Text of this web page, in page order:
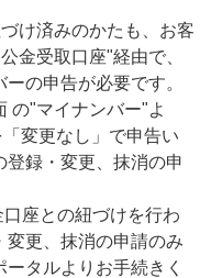
け済みのかたも、お客
金受取口座"経由で、
の申告が必要です。
の"マイナンバー"よ
変更なし」で申告い
録・変更、抹消の申
座との紐づけを行わ
変更、抹消の申請のみ
タルよりお手続きく